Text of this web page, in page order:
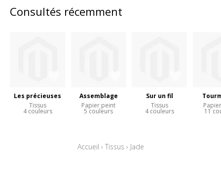
Consultés récemment
Les précieuses
Tissus
4 couleurs
Assemblage
Papier peint
5 couleurs
Sur un fil
Tissus
4 couleurs 11
Accueil › Tissus › Jade